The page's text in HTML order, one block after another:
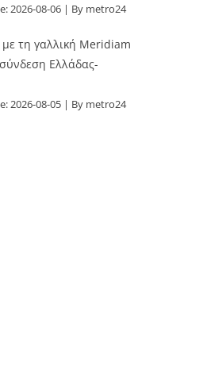
2026-08-06 By metro24
τη γαλλική Meridiam
Ελλάδας-
2026-08-05 By metro24